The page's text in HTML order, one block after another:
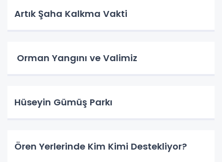
Artık Şaha Kalkma Vakti
Orman Yangını ve Valimiz
Hüseyin Gümüş Parkı
Ören Yerlerinde Kim Kimi Destekliyor?